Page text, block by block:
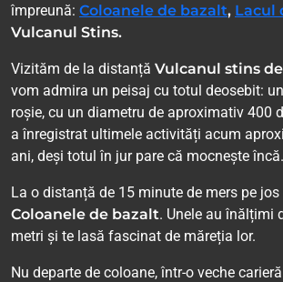
împreună: Coloanele de bazalt, Lacul
Vulcanul Stins.
Vizităm de la distanță Vulcanul stins
vom admira un peisaj cu totul deosebit:
roșie, cu un diametru de aproximativ 400
a înregistrat ultimele activități acum
ani, deși totul în jur pare că mocnește încă.
La o distanță de 15 minute de mers pe
Coloanele de bazalt. Unele au înălțimi
metri și te lasă fascinat de măreția lor.
Nu departe de coloane, într-o veche